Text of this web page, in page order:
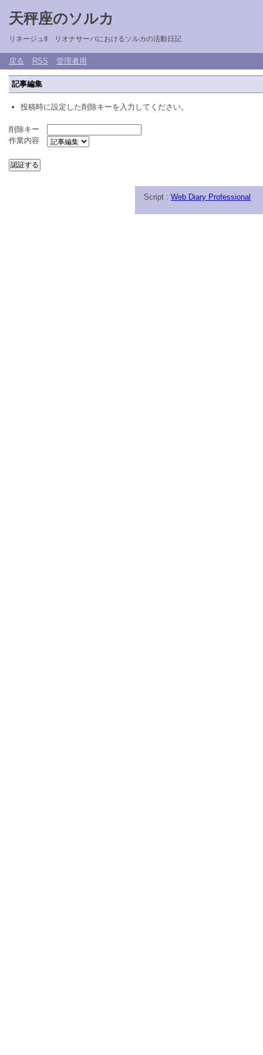
天秤座のソルカ
リネージュII リオナサーバにおけるソルカの活動日記
戻る RSS 管理者用
記事編集
投稿時に設定した削除キーを入力してください。
削除キー
作業内容
Script : Web Diary Professional